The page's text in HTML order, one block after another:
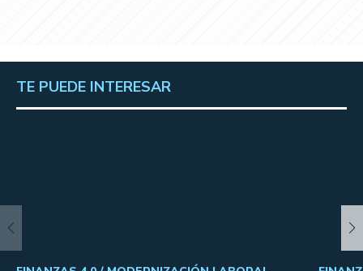
TE PUEDE INTERESAR